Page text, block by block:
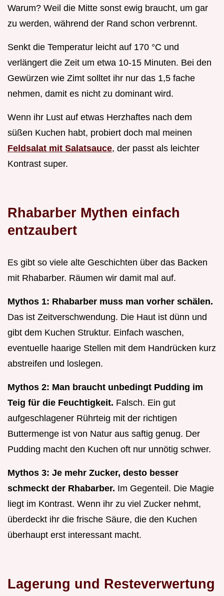
Warum? Weil die Mitte sonst ewig braucht, um gar
zu werden, während der Rand schon verbrennt.
Senkt die Temperatur leicht auf 170 °C und
verlängert die Zeit um etwa 10-15 Minuten. Bei den
Gewürzen wie Zimt solltet ihr nur das 1,5 fache
nehmen, damit es nicht zu dominant wird.
Wenn ihr Lust auf etwas Herzhaftes nach dem
süßen Kuchen habt, probiert doch mal meinen
Feldsalat mit Salatsauce, der passt als leichter
Kontrast super.
Rhabarber Mythen einfach
entzaubert
Es gibt so viele alte Geschichten über das Backen
mit Rhabarber. Räumen wir damit mal auf.
Mythos 1: Rhabarber muss man vorher schälen.
Das ist Zeitverschwendung. Die Haut ist dünn und
gibt dem Kuchen Struktur. Einfach waschen,
eventuelle haarige Stellen mit dem Handrücken kurz
abstreifen und loslegen.
Mythos 2: Man braucht unbedingt Pudding im
Teig für die Feuchtigkeit. Falsch. Ein gut
aufgeschlagener Rührteig mit der richtigen
Buttermenge ist von Natur aus saftig genug. Der
Pudding macht den Kuchen oft nur unnötig schwer.
Mythos 3: Je mehr Zucker, desto besser
schmeckt der Rhabarber. Im Gegenteil. Die Magie
liegt im Kontrast. Wenn ihr zu viel Zucker nehmt,
überdeckt ihr die frische Säure, die den Kuchen
überhaupt erst interessant macht.
Lagerung und Resteverwertung